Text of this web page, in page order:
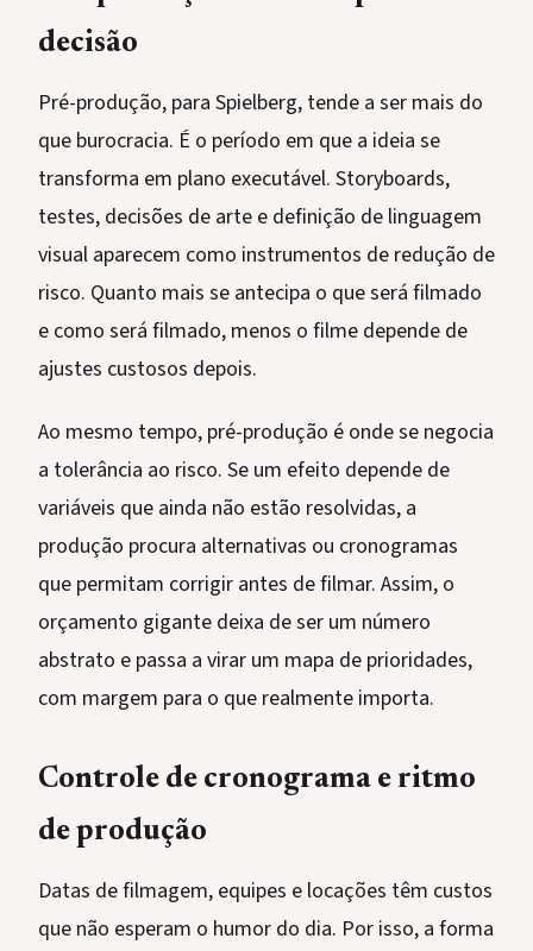
decisão
Pré-produção, para Spielberg, tende a ser mais do
que burocracia. É o período em que a ideia se
transforma em plano executável. Storyboards,
testes, decisões de arte e definição de linguagem
visual aparecem como instrumentos de redução de
risco. Quanto mais se antecipa o que será filmado
e como será filmado, menos o filme depende de
ajustes custosos depois.
Ao mesmo tempo, pré-produção é onde se negocia
a tolerância ao risco. Se um efeito depende de
variáveis que ainda não estão resolvidas, a
produção procura alternativas ou cronogramas
que permitam corrigir antes de filmar. Assim, o
orçamento gigante deixa de ser um número
abstrato e passa a virar um mapa de prioridades,
com margem para o que realmente importa.
Controle de cronograma e ritmo
de produção
Datas de filmagem, equipes e locações têm custos
que não esperam o humor do dia. Por isso, a forma